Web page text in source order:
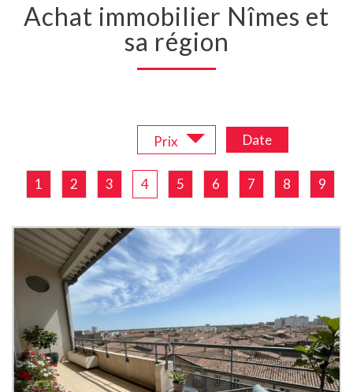
Achat immobilier Nîmes et
sa région
Prix Date
1 2 3 4 5 6 7 8 9